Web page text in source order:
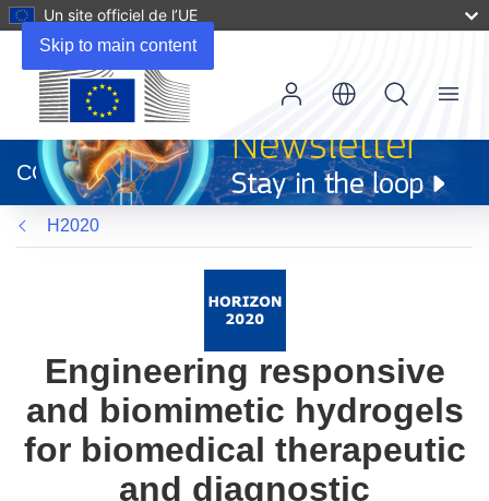
Skip to main content
Un site officiel de l’UE
dans
une
nouvelle
fenêtre)
CORDIS
Menu
H2020
Engineering responsive
and biomimetic hydrogels
for biomedical therapeutic
and diagnostic